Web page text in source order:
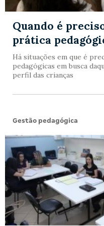
Quando é
prática
Há situações em que é
pedagógicas em busca
perfil das crianças
Gestão pedagógica